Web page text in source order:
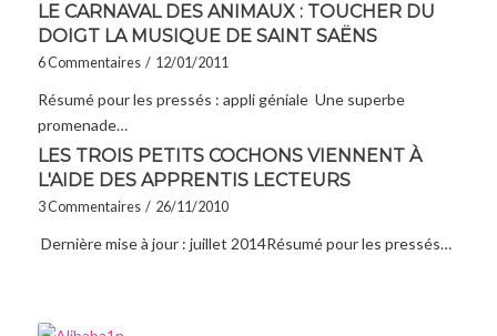
LE CARNAVAL DES ANIMAUX : TOUCHER DU
DOIGT LA MUSIQUE DE SAINT SAËNS
6 Commentaires / 12/01/2011
Résumé pour les pressés : appli géniale Une superbe
promenade…
LES TROIS PETITS COCHONS VIENNENT À
L'AIDE DES APPRENTIS LECTEURS
3 Commentaires / 26/11/2010
Dernière mise à jour : juillet 2014Résumé pour les pressés…